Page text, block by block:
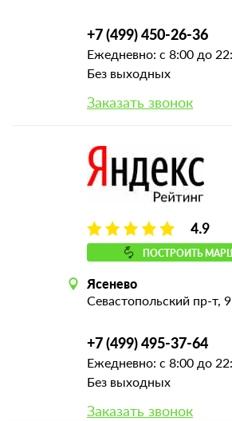
+7 (499) 450-26-36
Ежедневно: с 8:00 до
Без выходных
Заказать звонок
4.9
ПОСТРОИТЬ
Ясенево
Севастопольский пр-т,
+7 (499) 495-37-64
Ежедневно: с 8:00 до
Без выходных
Заказать звонок